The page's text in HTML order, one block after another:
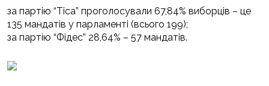
за партію “Тіса” проголосували 67,84% виборців – це
135 мандатів у парламенті (всього 199);
за партію “Фідес” 28,64% – 57 мандатів.